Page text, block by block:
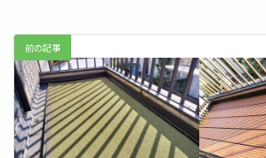
前の記事